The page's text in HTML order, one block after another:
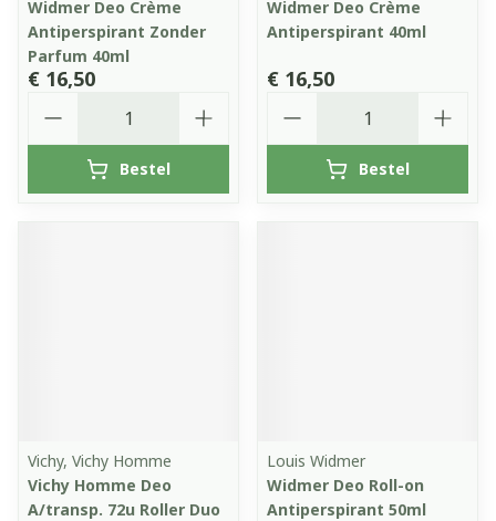
Widmer Deo Crème
Antiperspirant Zonder
Parfum 40ml
€ 16,50
Bestel
Widmer Deo Crème
Antiperspirant 40ml
€ 16,50
Bestel
Vichy, Vichy Homme
Vichy Homme Deo
A/transp. 72u Roller Duo
Louis Widmer
Widmer Deo Roll-on
Antiperspirant 50ml